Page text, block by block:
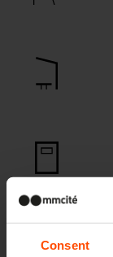
Consent